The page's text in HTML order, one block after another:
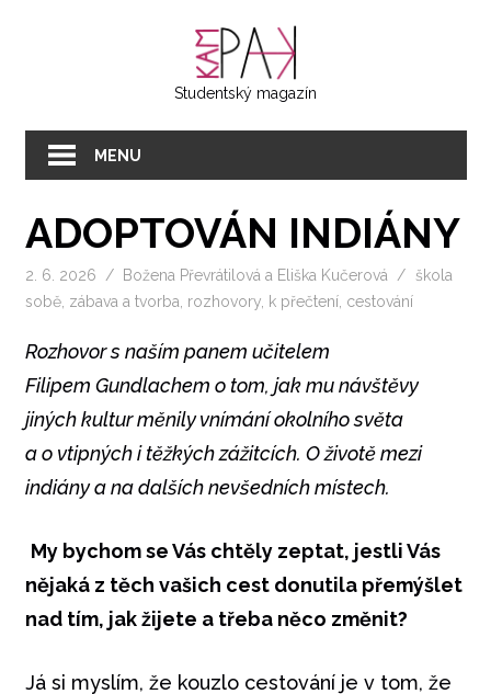
Studentský magazín
MENU
ADOPTOVÁN INDIÁNY
2. 6. 2026 Božena Převrátilová a Eliška Kučerová
škola
sobě, zábava a tvorba rozhovory, k přečtení, cestování
Rozhovor s naším panem učitelem
Filipem Gundlachem o tom, jak mu návštěvy
jiných kultur měnily vnímání okolního světa
a o vtipných i těžkých zážitcích. O životě mezi
indiány a na dalších nevšedních místech.
My bychom se Vás chtěly zeptat, jestli Vás
nějaká z těch vašich cest donutila přemýšlet
nad tím, jak žijete a třeba něco změnit?
Já si myslím, že kouzlo cestování je v tom, že